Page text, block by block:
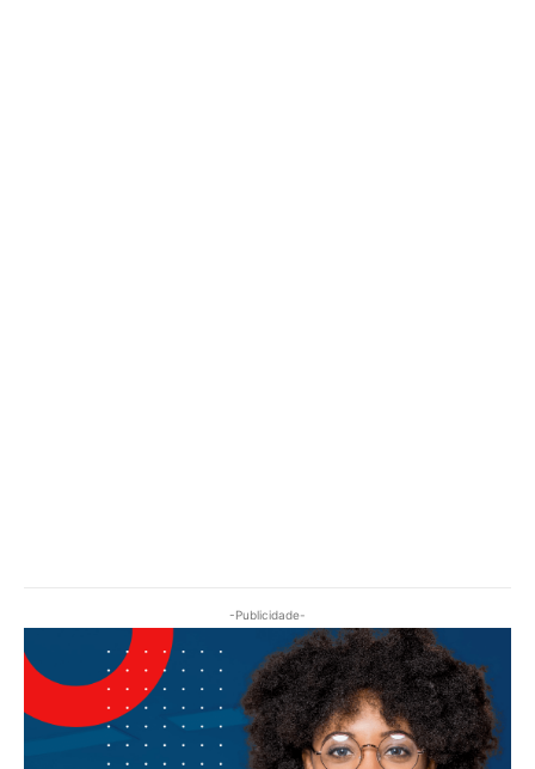
-Publicidade-